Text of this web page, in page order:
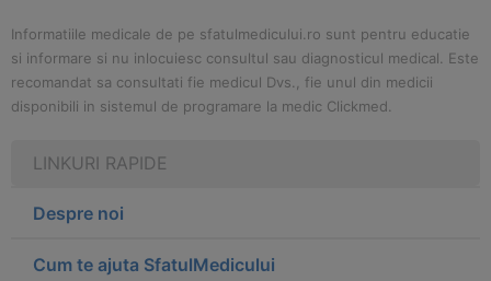
Informatiile medicale de pe sfatulmedicului.ro sunt pentru educatie
si informare si nu inlocuiesc consultul sau diagnosticul medical. Este
recomandat sa consultati fie medicul Dvs., fie unul din medicii
disponibili in sistemul de programare la medic Clickmed.
LINKURI RAPIDE
Despre noi
Cum te ajuta SfatulMedicului